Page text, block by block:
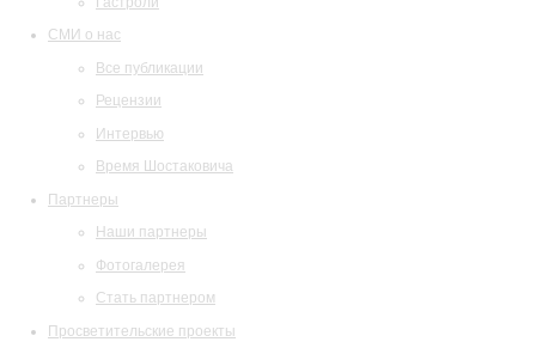
СМИ о нас
Все публикации
Рецензии
Интервью
Время Шостаковича
Партнеры
Наши партнеры
Фотогалерея
Стать партнером
Просветительские проекты